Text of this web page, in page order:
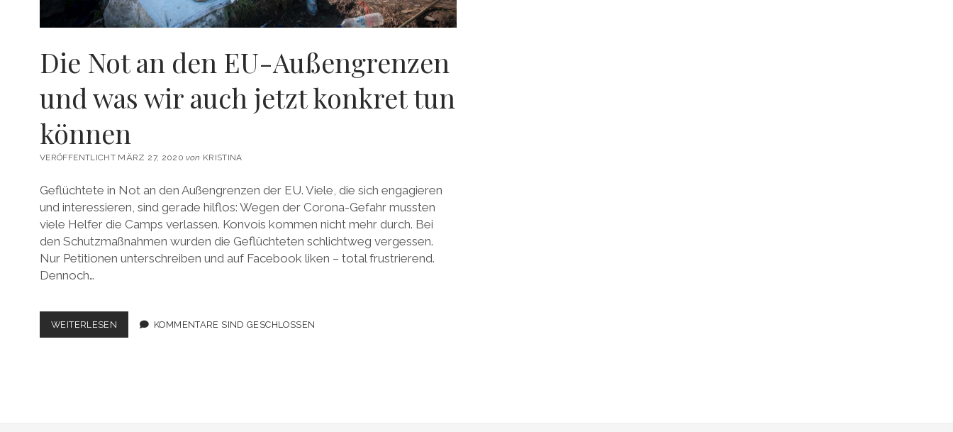
Die Not an den EU-Außengrenzen
und was wir auch jetzt konkret tun
können
VERÖFFENTLICHT MÄRZ 27, 2020von KRISTINA
Geflüchtete in Not an den Außengrenzen der EU. Viele, die sich engagieren
und interessieren, sind gerade hilflos: Wegen der Corona-Gefahr mussten
viele Helfer die Camps verlassen. Konvois kommen nicht mehr durch. Bei
den Schutzmaßnahmen wurden die Geflüchteten schlichtweg vergessen.
Nur Petitionen unterschreiben und auf Facebook liken – total frustrierend.
Dennoch…
WEITERLESEN
NOT
KOMMENTARE SIND GESCHLOSSEN